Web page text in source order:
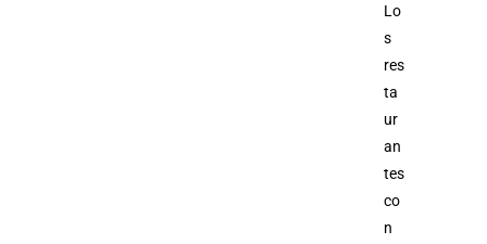
Lo
s
res
ta
ur
an
tes
co
n